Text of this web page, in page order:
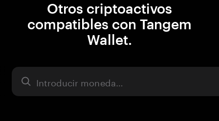
Otros criptoactivos
compatibles con Tangem
Wallet.
Activo